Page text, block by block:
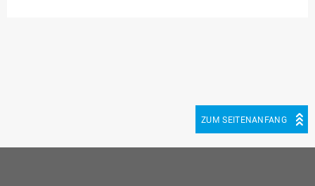
ZUM SEITENANFANG